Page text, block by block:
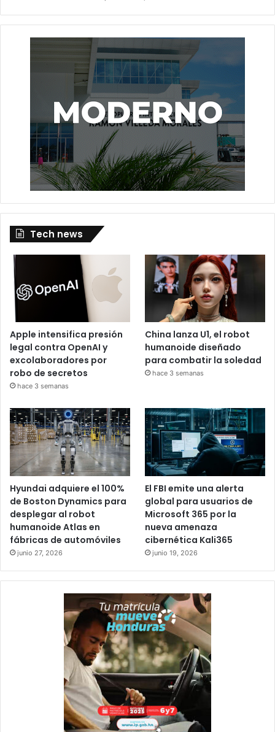
Tech news
Apple intensifica presión
legal contra OpenAI y
excolaboradores por
robo de secretos
hace 3 semanas
China lanza U1, el robot
humanoide diseñado
para combatir la soledad
hace 3 semanas
Hyundai adquiere el 100%
de Boston Dynamics para
desplegar al robot
humanoide Atlas en
fábricas de automóviles
junio 27, 2026
El FBI emite una alerta
global para usuarios de
Microsoft 365 por la
nueva amenaza
cibernética Kali365
junio 19, 2026